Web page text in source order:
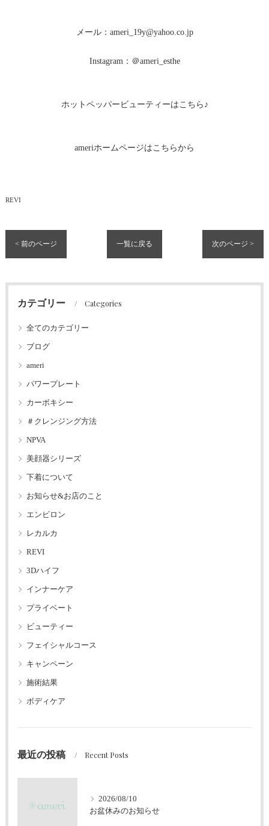
メール：ameri_19y@yahoo.co.jp
Instagram：＠ameri_esthe
ホットペッパービューティーはこちら♪
ameriホームページはこちらから
REVI
< 前のページ 一覧に戻る 次のページ >
カテゴリー Categories
全てのカテゴリー
ブログ
ameri
パワープレート
カーボキシー
＃クレンジング方法
NPVA
美顔器シリーズ
下着について
お知らせ&お店のこと
エンビロン
レカルカ
REVI
3Dハイフ
インナーケア
プライベート
ビューティー
フェイシャルコース
キャンペーン
施術結果
ボディケア
最近の投稿 Recent Posts
2026/08/10
お盆休みのお知らせ